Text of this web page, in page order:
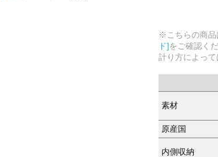
※こちらの商品
ド]をご確認くだ
計り方によって
素材
原産国
内側収納